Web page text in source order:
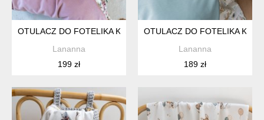
OTULACZ DO FOTELIKA KOCYK DO FOTELIKA BAWEŁNIANY
Lananna
199 zł
OTULACZ DO FOTELIKA
Lananna
189 zł